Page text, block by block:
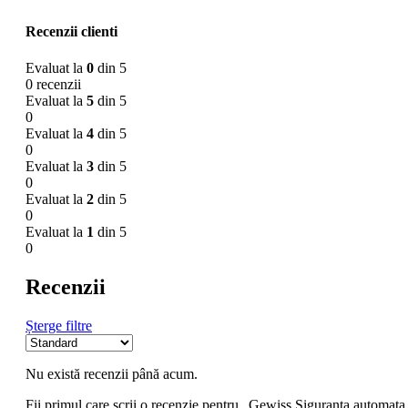
Recenzii clienti
Evaluat la 0 din 5
0 recenzii
Evaluat la 5 din 5
0
Evaluat la 4 din 5
0
Evaluat la 3 din 5
0
Evaluat la 2 din 5
0
Evaluat la 1 din 5
0
Recenzii
Șterge filtre
Nu există recenzii până acum.
Fii primul care scrii o recenzie pentru „Gewiss Siguranta